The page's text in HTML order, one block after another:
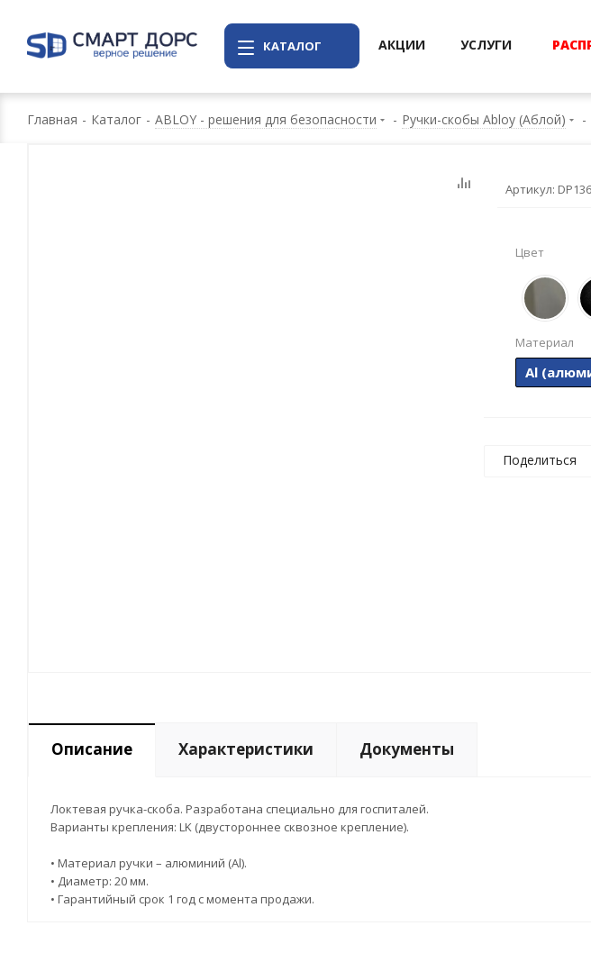
КАТАЛОГ АКЦИИ УСЛУГИ
Главная - Каталог - ABLOY - решения для безопасности - Ручки-скобы Abloy (Аблой) -
Артикул: DP136
Цвет
Материал
Al
Поделиться
Описание Характеристики Документы
Локтевая ручка-скоба. Разработана специально для госпиталей.
Варианты крепления: LK (двустороннее сквозное крепление).
• Материал ручки – алюминий (Al).
• Диаметр: 20 мм.
• Гарантийный срок 1 год с момента продажи.